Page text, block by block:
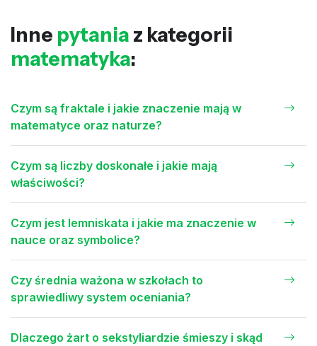
Inne pytania z kategorii
matematyka:
Czym są fraktale i jakie znaczenie mają w
matematyce oraz naturze?
Czym są liczby doskonałe i jakie mają
właściwości?
Czym jest lemniskata i jakie ma znaczenie w
nauce oraz symbolice?
Czy średnia ważona w szkołach to
sprawiedliwy system oceniania?
Dlaczego żart o sekstyliardzie śmieszy i skąd